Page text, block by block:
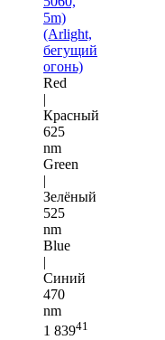
5m)
(Arlight,
бегущий
огонь)
Red
|
Красный
625
nm
Green
|
Зелёный
525
nm
Blue
|
Синий
470
nm
1 83941